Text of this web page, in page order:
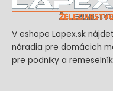
V eshope Lapex.sk
náradia pre domácich
pre podniky a